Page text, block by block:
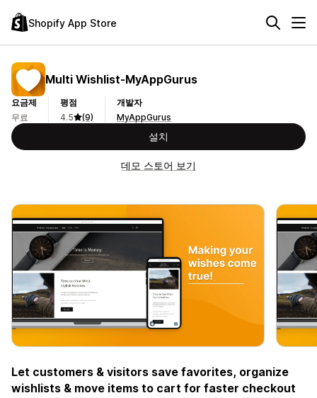
Shopify App Store
Multi Wishlist‑MyAppGurus
요금제
무료
평점
4.5
(9)
개발자
MyAppGurus
설치
데모 스토어 보기
Let customers & visitors save favorites, organize
wishlists & move items to cart for faster checkout